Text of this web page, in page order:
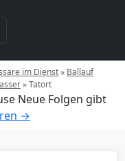
im Dienst» Ballauf
»Tatort
Neue Folgen gibt
→